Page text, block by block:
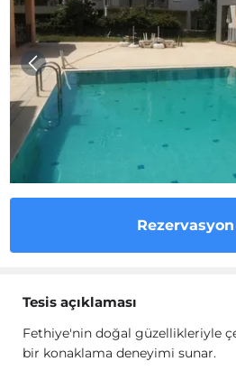
Tesis açıklaması
Fethiye'nin doğal güzellikleriyle
bir konaklama deneyimi sunar.